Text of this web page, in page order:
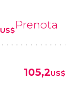
US$Prenota
105,2US$